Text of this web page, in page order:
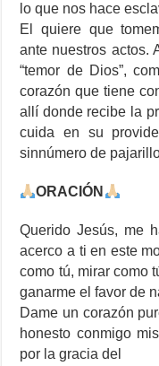
lo que nos hace
El quiere que
ante nuestros actos.
“temor de Dios”,
corazón que tiene
allí donde recibe la
cuida en su
sinnúmero de
ORACIÓN
Querido Jesús, me
acerco a ti en este
como tú, mirar como
ganarme el favor de
Dame un corazón
honesto conmigo
por la gracia del